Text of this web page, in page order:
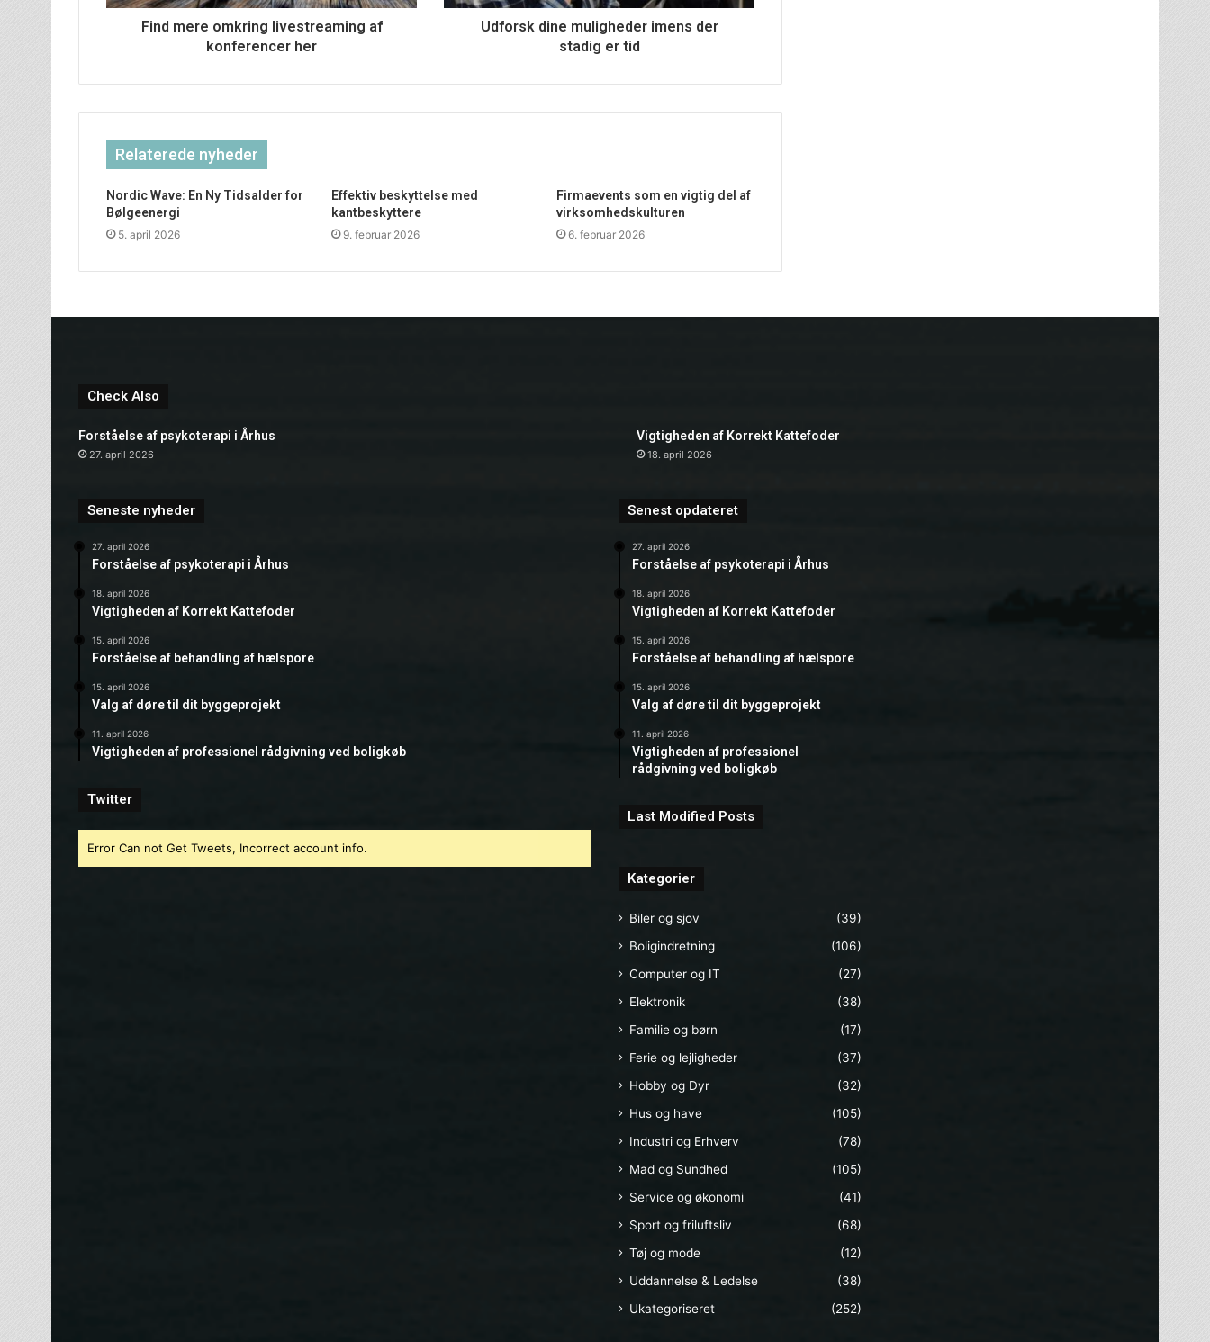
Find mere omkring livestreaming af
konferencer her
Udforsk dine muligheder imens der
stadig er tid
Relaterede nyheder
Nordic Wave: En Ny Tidsalder for
Bølgeenergi
5. april 2026
Effektiv beskyttelse med
kantbeskyttere
9. februar 2026
Firmaevents som en vigtig del af
virksomhedskulturen
6. februar 2026
Check Also
Forståelse af psykoterapi i Århus
27. april 2026
Vigtigheden af Korrekt Kattefoder
18. april 2026
Seneste nyheder
27. april 2026
Forståelse af psykoterapi i Århus
18. april 2026
Vigtigheden af Korrekt Kattefoder
15. april 2026
Forståelse af behandling af hælspore
15. april 2026
Valg af døre til dit byggeprojekt
11. april 2026
Vigtigheden af professionel rådgivning ved boligkøb
Twitter
Error Can not Get Tweets, Incorrect account info.
Senest opdateret
27. april 2026
Forståelse af psykoterapi i Århus
18. april 2026
Vigtigheden af Korrekt Kattefoder
15. april 2026
Forståelse af behandling af hælspore
15. april 2026
Valg af døre til dit byggeprojekt
11. april 2026
Vigtigheden af professionel
rådgivning ved boligkøb
Last Modified Posts
Kategorier
Biler og sjov
(39)
Boligindretning
(106)
Computer og IT
(27)
Elektronik
(38)
Familie og børn
(17)
Ferie og lejligheder
(37)
Hobby og Dyr
(32)
Hus og have
(105)
Industri og Erhverv
(78)
Mad og Sundhed
(105)
Service og økonomi
(41)
Sport og friluftsliv
(68)
Tøj og mode
(12)
Uddannelse & Ledelse
(38)
Ukategoriseret
(252)